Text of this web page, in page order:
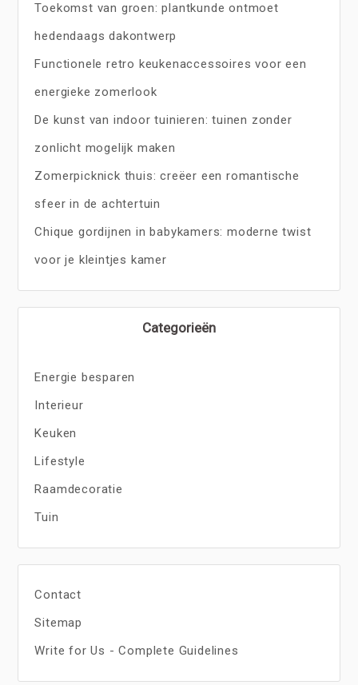
Toekomst van groen: plantkunde ontmoet
hedendaags dakontwerp
Functionele retro keukenaccessoires voor een
energieke zomerlook
De kunst van indoor tuinieren: tuinen zonder
zonlicht mogelijk maken
Zomerpicknick thuis: creëer een romantische
sfeer in de achtertuin
Chique gordijnen in babykamers: moderne twist
voor je kleintjes kamer
Categorieën
Energie besparen
Interieur
Keuken
Lifestyle
Raamdecoratie
Tuin
Contact
Sitemap
Write for Us - Complete Guidelines